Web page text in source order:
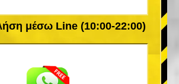
μέσω Line (10:00-22:00)